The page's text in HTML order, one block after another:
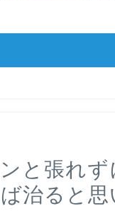
と張れず
治ると思